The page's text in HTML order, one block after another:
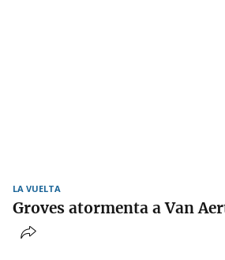
LA VUELTA
Groves atormenta a Van